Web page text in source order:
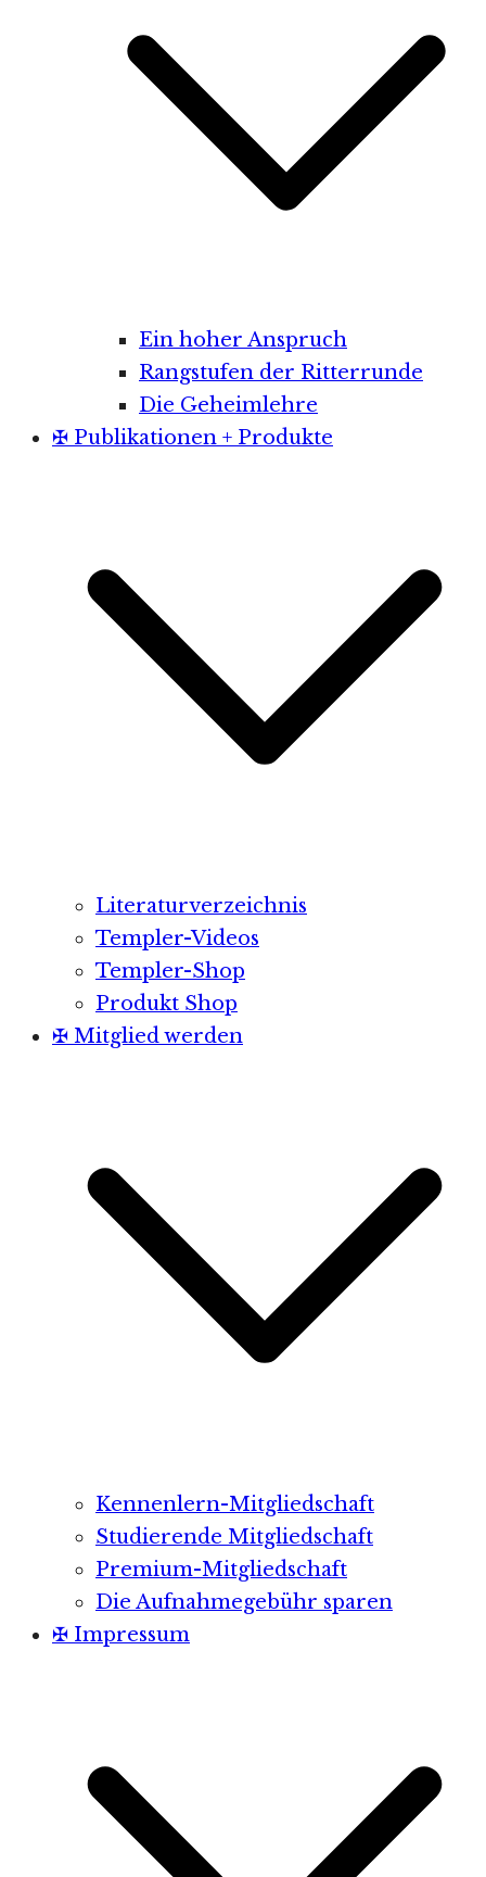
Ein hoher Anspruch
Rangstufen der Ritterrunde
Die Geheimlehre
✠ Publikationen + Produkte
Literaturverzeichnis
Templer-Videos
Templer-Shop
Produkt Shop
✠ Mitglied werden
Kennenlern-Mitgliedschaft
Studierende Mitgliedschaft
Premium-Mitgliedschaft
Die Aufnahmegebühr sparen
✠ Impressum